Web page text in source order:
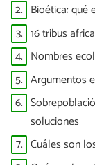
2. Bioética: qué
3. 16 tribus
4. Nombres
5. Argumentos
6.
soluciones
7. Cuáles son